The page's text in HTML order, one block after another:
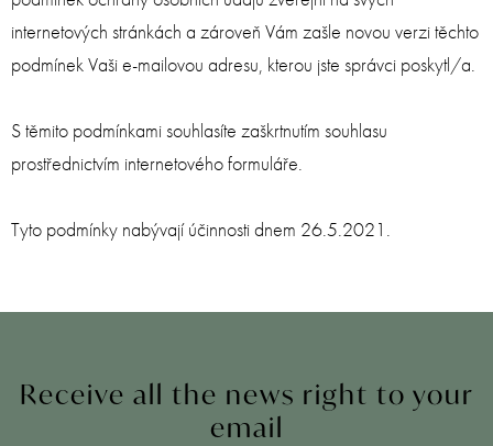
internetových stránkách a zároveň Vám zašle novou verzi těchto
podmínek Vaši e-mailovou adresu, kterou jste správci poskytl/a.
S těmito podmínkami souhlasíte zaškrtnutím souhlasu
prostřednictvím internetového formuláře.
Tyto podmínky nabývají účinnosti dnem 26.5.2021.
Receive all the news right to your
email